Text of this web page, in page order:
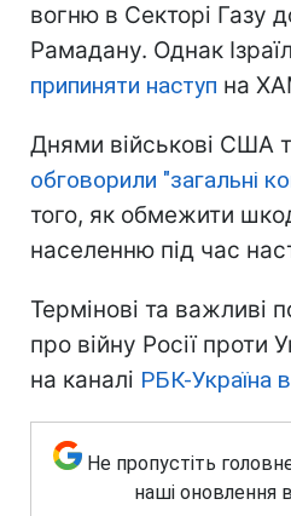
вогню в Секторі Газу
Рамадану. Однак
припиняти наступ на
Днями військові США
обговорили "загальні
того, як обмежити
населенню під час
Термінові та важливі
про війну Росії проти
на каналі РБК-Україна
Не пропустіть
наші оновлення